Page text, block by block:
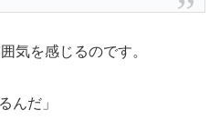
気を感じるのです。
んだ」